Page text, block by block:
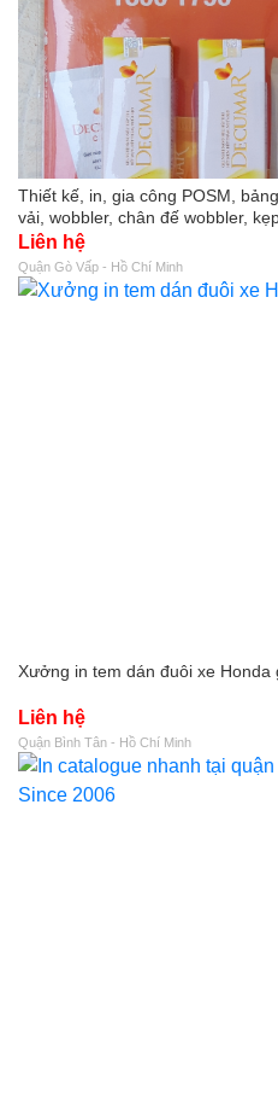
Thiết kế, in, gia công POSM,
vải, wobbler, chân đế wobbler,
Liên hệ
Quận Gò Vấp - Hồ Chí Minh
Xưởng in tem dán đuôi xe Honda
Liên hệ
Quận Bình Tân - Hồ Chí Minh